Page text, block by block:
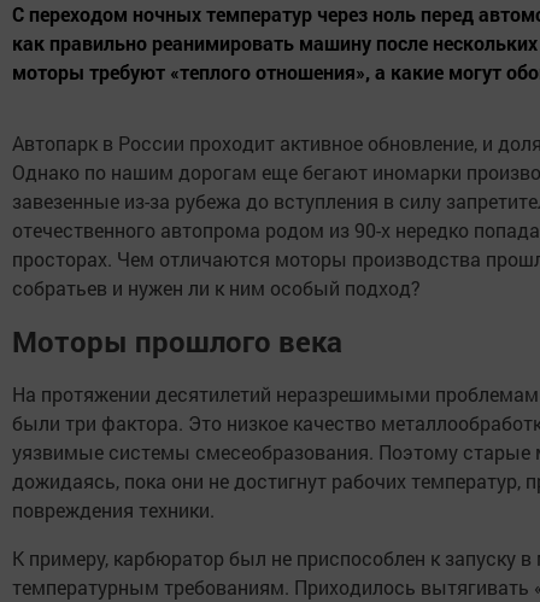
С переходом ночных температур через ноль перед
как правильно реанимировать машину после
моторы требуют «теплого отношения», а какие могут
Автопарк в России проходит активное обновление, и
Однако по нашим дорогам еще бегают иномарки
завезенные из-за рубежа до вступления в силу
отечественного автопрома родом из 90-х нередко
просторах. Чем отличаются моторы производства
собратьев и нужен ли к ним особый подход?
Моторы прошлого века
На протяжении десятилетий неразрешимыми
были три фактора. Это низкое качество
уязвимые системы смесеобразования. Поэтому старые
дожидаясь, пока они не достигнут рабочих температур,
повреждения техники.
К примеру, карбюратор был не приспособлен к запуску
температурным требованиям. Приходилось вытягивать